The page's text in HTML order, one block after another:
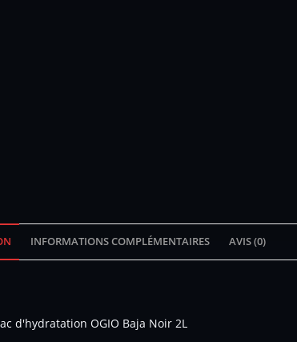
INFORMATIONS COMPLÉMENTAIRES AVIS (0)
d'hydratation OGIO Baja Noir 2L